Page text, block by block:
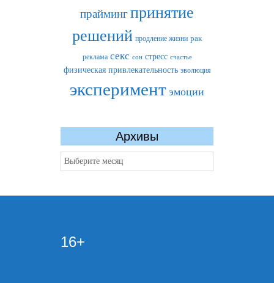
праймингпринятие
решений продление жизни рак
реклама секс сон стресс счастье
физическая привлекательность эволюция
эксперимент эмоции
Архивы
Архивы
16+